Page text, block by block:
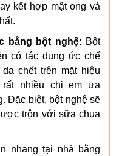
kết hợp mật ong và
bằng bột nghệ: Bột
có tác dụng ức chế
chết trên mặt hiệu
nhiều chị em ưa
Đặc biệt, bột nghệ sẽ
trộn với sữa chua
nhang tại nhà bằng